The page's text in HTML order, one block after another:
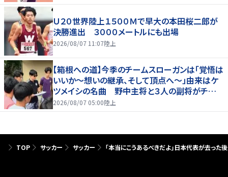
Ｕ２０世界陸上１５００Ｍで早大の本田桜二郎が
決勝進出 ３０００メートルにも出場
2026/08/07 11:07陸上
【箱根への道】今季のチームスローガンは「覚悟は
いいか～想いの継承、そして頂点へ～」由来はケ
ツメイシの名曲 野中主将と３人の副将がチーム
を引っ張る…夏合宿特集第１弾、国学院大
2026/08/07 05:00陸上
TOP サッカー サッカー 「本当にこうあるべきだよ」日本代表が去っ